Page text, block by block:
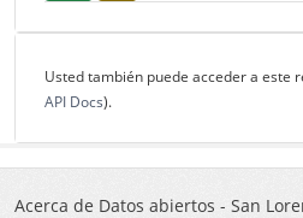
Usted también puede acceder a este
API Docs).
Acerca de Datos abiertos - San